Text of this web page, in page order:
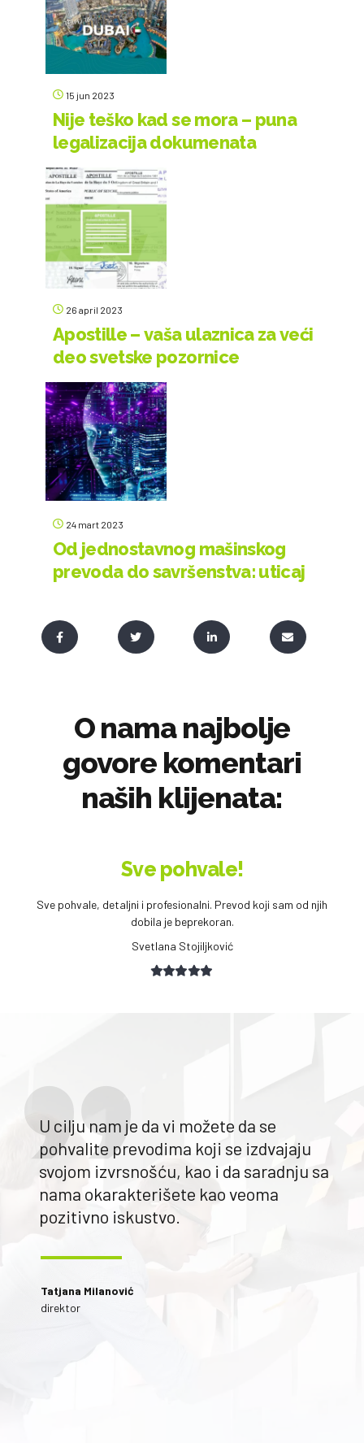
15 jun 2023
Nije teško kad se mora – puna
legalizacija dokumenata
26 april 2023
Apostille – vaša ulaznica za veći
deo svetske pozornice
24 mart 2023
Od jednostavnog mašinskog
prevoda do savršenstva: uticaj
prevodilačku industriju
O nama najbolje
govore komentari
naših klijenata:
Delighted!
I am delighted by the efficiency, professionalism and speed at
which the agency is delivering translations. Overall, I cannot
D P
U cilju nam je da vi možete da se
pohvalite prevodima koji se izdvajaju
svojom izvrsnošću, kao i da saradnju sa
nama okarakterišete kao veoma
pozitivno iskustvo.
Tatjana Milanović